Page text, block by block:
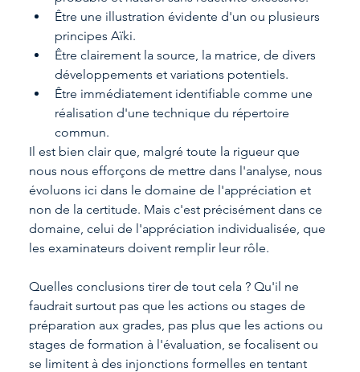
Être une illustration évidente d'un ou plusieurs
principes Aïki.
Être clairement la source, la matrice, de divers
développements et variations potentiels.
Être immédiatement identifiable comme une
réalisation d'une technique du répertoire
commun.
Il est bien clair que, malgré toute la rigueur que
nous nous efforçons de mettre dans l'analyse, nous
évoluons ici dans le domaine de l'appréciation et
non de la certitude. Mais c'est précisément dans ce
domaine, celui de l'appréciation individualisée, que
les examinateurs doivent remplir leur rôle.
Quelles conclusions tirer de tout cela ? Qu'il ne
faudrait surtout pas que les actions ou stages de
préparation aux grades, pas plus que les actions ou
stages de formation à l'évaluation, se focalisent ou
se limitent à des injonctions formelles en tentant